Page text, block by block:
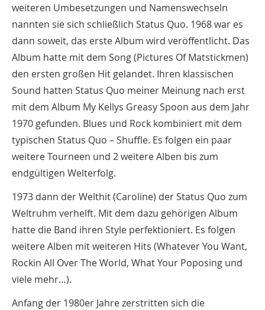
weiteren Umbesetzungen und Namenswechseln
nannten sie sich schließlich Status Quo. 1968 war es
dann soweit, das erste Album wird veröffentlicht. Das
Album hatte mit dem Song (Pictures Of Matstickmen)
den ersten großen Hit gelandet. Ihren klassischen
Sound hatten Status Quo meiner Meinung nach erst
mit dem Album My Kellys Greasy Spoon aus dem Jahr
1970 gefunden. Blues und Rock kombiniert mit dem
typischen Status Quo – Shuffle. Es folgen ein paar
weitere Tourneen und 2 weitere Alben bis zum
endgültigen Welterfolg.
1973 dann der Welthit (Caroline) der Status Quo zum
Weltruhm verhelft. Mit dem dazu gehörigen Album
hatte die Band ihren Style perfektioniert. Es folgen
weitere Alben mit weiteren Hits (Whatever You Want,
Rockin All Over The World, What Your Poposing und
viele mehr…).
Anfang der 1980er Jahre zerstritten sich die